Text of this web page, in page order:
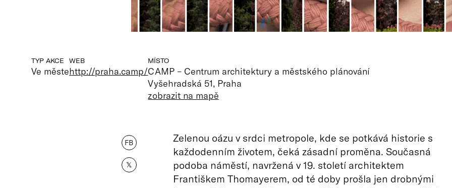
TYP AKCE
Ve měste
WEB
http://praha.camp/
MÍSTO
CAMP – Centrum architektury a městského plánování
Vyšehradská 51, Praha
zobrazit na mapě
FB
𝕏
Zelenou oázu v srdci metropole, kde se potkává historie s
každodenním životem, čeká zásadní proměna. Současná
podoba náměstí, navržená v 19. století architektem
Františkem Thomayerem, od té doby prošla jen drobnými